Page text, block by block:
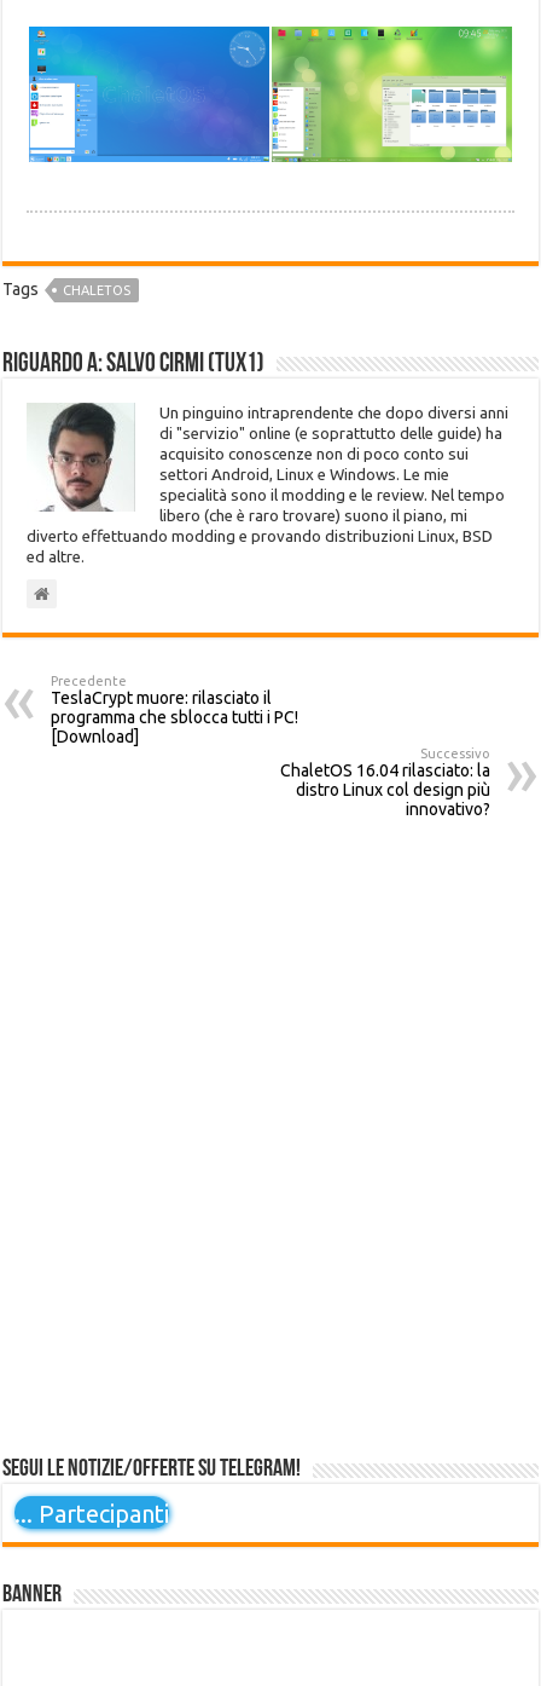
Tags CHALETOS
Riguardo a: Salvo Cirmi (Tux1)
Un pinguino intraprendente che dopo diversi anni
di "servizio" online (e soprattutto delle guide) ha
acquisito conoscenze non di poco conto sui
settori Android, Linux e Windows. Le mie
specialità sono il modding e le review. Nel tempo
libero (che è raro trovare) suono il piano, mi
diverto effettuando modding e provando distribuzioni Linux, BSD
ed altre.
Precedente
TeslaCrypt muore: rilasciato il
programma che sblocca tutti i PC!
[Download]
Successivo
ChaletOS 16.04 rilasciato: la
distro Linux col design più
innovativo?
Segui le notizie/offerte su Telegram!
... Partecipanti
Banner